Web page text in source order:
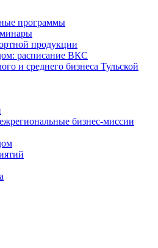
программы
продукции
расписание ВКС
и среднего бизнеса Тульской
бизнес-миссии